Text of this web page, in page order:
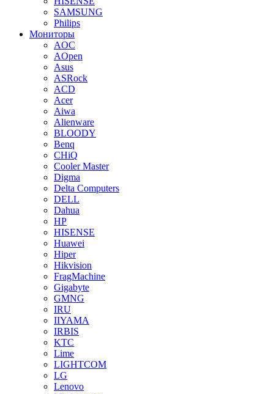
SAMSUNG
Philips
Мониторы
AOC
AOpen
Asus
ASRock
ACD
Acer
Aiwa
Alienware
BLOODY
Benq
CHiQ
Cooler Master
Digma
Delta Computers
DELL
Dahua
HP
HISENSE
Huawei
Hiper
Hikvision
FragMachine
Gigabyte
GMNG
IRU
IIYAMA
IRBIS
KTC
Lime
LIGHTCOM
LG
Lenovo